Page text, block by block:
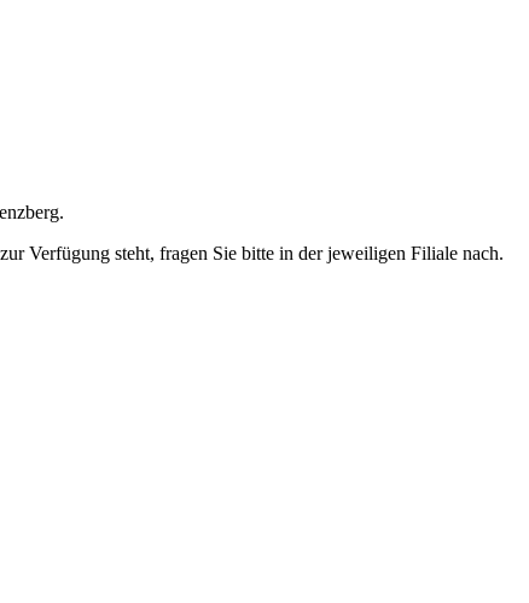
Verfügung steht, fragen Sie bitte in der jeweiligen Filiale nach.